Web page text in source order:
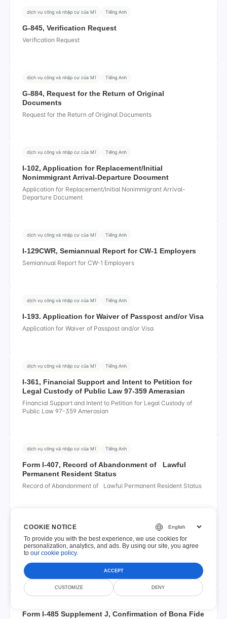
dịch vụ công và nhập cư của Mĩ Tiếng Anh
G-845, Verification Request
Verification Request
dịch vụ công và nhập cư của Mĩ Tiếng Anh
G-884, Request for the Return of Original
Documents
Request for the Return of Original Documents
dịch vụ công và nhập cư của Mĩ Tiếng Anh
I-102, Application for Replacement/Initial
Nonimmigrant Arrival-Departure Document
Application for Replacement/Initial Nonimmigrant Arrival-
Departure Document
dịch vụ công và nhập cư của Mĩ Tiếng Anh
I-129CWR, Semiannual Report for CW-1 Employers
Semiannual Report for CW-1 Employers
dịch vụ công và nhập cư của Mĩ Tiếng Anh
I-193. Application for Waiver of Passpost and/or Visa
Application for Waiver of Passpost and/or Visa
dịch vụ công và nhập cư của Mĩ Tiếng Anh
I-361, Financial Support and Intent to Petition for
Legal Custody of Public Law 97-359 Amerasian
Financial Support and Intent to Petition for Legal Custody of
Public Law 97-359 Amerasian
dịch vụ công và nhập cư của Mĩ Tiếng Anh
Form I-407, Record of Abandonment of Lawful
Permanent Resident Status
Record of Abandonment of Lawful Permanent Resident Status
Form I-485, Application to Register Permanent
Residence
dịch vụ công và nhập cư của Mĩ Tiếng Anh
Form I-485 Supplement J, Confirmation of Bona Fide
COOKIE NOTICE
To provide you with the best experience, we use cookies for
personalization, analytics, and ads. By using our site, you agree
toour cookie policy.
ACCEPT
CUSTOMIZE DENY